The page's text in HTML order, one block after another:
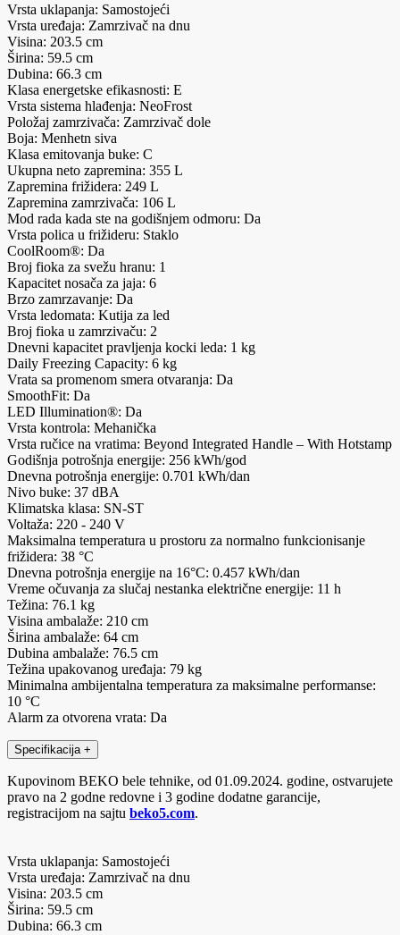
Vrsta uklapanja: Samostojeći
Vrsta uređaja: Zamrzivač na dnu
Visina: 203.5 cm
Širina: 59.5 cm
Dubina: 66.3 cm
Klasa energetske efikasnosti: E
Vrsta sistema hlađenja: NeoFrost
Položaj zamrzivača: Zamrzivač dole
Boja: Menhetn siva
Klasa emitovanja buke: C
Ukupna neto zapremina: 355 L
Zapremina frižidera: 249 L
Zapremina zamrzivača: 106 L
Mod rada kada ste na godišnjem odmoru: Da
Vrsta polica u frižideru: Staklo
CoolRoom®: Da
Broj fioka za svežu hranu: 1
Kapacitet nosača za jaja: 6
Brzo zamrzavanje: Da
Vrsta ledomata: Kutija za led
Broj fioka u zamrzivaču: 2
Dnevni kapacitet pravljenja kocki leda: 1 kg
Daily Freezing Capacity: 6 kg
Vrata sa promenom smera otvaranja: Da
SmoothFit: Da
LED Illumination®: Da
Vrsta kontrola: Mehanička
Vrsta ručice na vratima: Beyond Integrated Handle – With Hotstamp
Godišnja potrošnja energije: 256 kWh/god
Dnevna potrošnja energije: 0.701 kWh/dan
Nivo buke: 37 dBA
Klimatska klasa: SN-ST
Voltaža: 220 - 240 V
Maksimalna temperatura u prostoru za normalno funkcionisanje
frižidera: 38 °C
Dnevna potrošnja energije na 16°C: 0.457 kWh/dan
Vreme očuvanja za slučaj nestanka električne energije: 11 h
Težina: 76.1 kg
Visina ambalaže: 210 cm
Širina ambalaže: 64 cm
Dubina ambalaže: 76.5 cm
Težina upakovanog uređaja: 79 kg
Minimalna ambijentalna temperatura za maksimalne performanse:
10 °C
Alarm za otvorena vrata: Da
Specifikacija +
Kupovinom BEKO bele tehnike, od 01.09.2024. godine, ostvarujete
pravo na 2 godne redovne i 3 godine dodatne garancije,
registracijom na sajtu beko5.com.
Vrsta uklapanja: Samostojeći
Vrsta uređaja: Zamrzivač na dnu
Visina: 203.5 cm
Širina: 59.5 cm
Dubina: 66.3 cm